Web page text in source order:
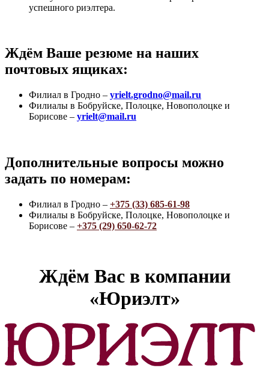
успешного риэлтера.
Ждём Ваше резюме на наших
почтовых ящиках:
Филиал в Гродно – yrielt.grodno@mail.ru
Филиалы в Бобруйске, Полоцке, Новополоцке и
Борисове – yrielt@mail.ru
Дополнительные вопросы можно
задать по номерам:
Филиал в Гродно – +375 (33) 685-61-98
Филиалы в Бобруйске, Полоцке, Новополоцке и
Борисове – +375 (29) 650-62-72
Ждём Вас в компании
«Юриэлт»